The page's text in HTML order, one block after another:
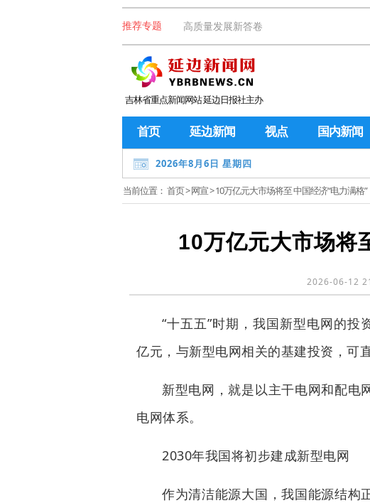
推荐专题 高质量发展新答卷
吉林省重点新闻网站 延边日报社主办
首页 延边新闻 视点 国内新闻
2026年8月6日 星期四
当前位置： 首页>网宣> 10万亿元大市场将至 中国经济“电力满格”
10万亿元大市场将
2026-06-12
“十五五”时期，我国新型电网的
亿元，与新型电网相关的基建投资，可
新型电网，就是以主干电网和配电
电网体系。
2030年我国将初步建成新型电网
作为清洁能源大国，我国能源结构